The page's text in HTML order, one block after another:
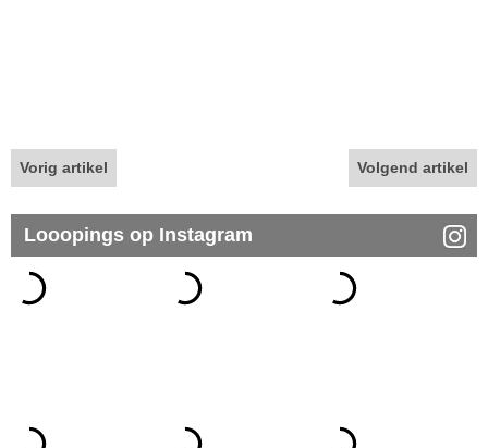
Vorig artikel Volgend artikel
Looopings op Instagram